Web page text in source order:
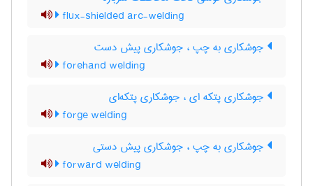
flux-shielded arc-welding
جوشکاری به چپ ، جوشکاری پیش دست
forehand welding
جوشکاری پتکه ای ، جوشکاری پتکه‌ای
forge welding
جوشکاری به چپ ، جوشکاری پیش دستی
forward welding